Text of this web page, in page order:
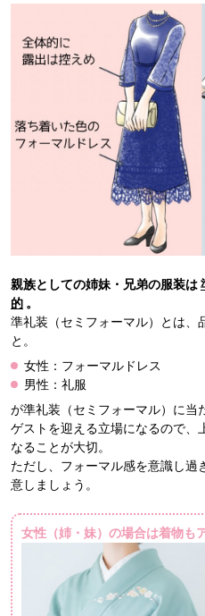
親族としての姉妹・兄弟の服装は
的 。
準礼装（セミフォーマル）とは、
と。
女性：フォーマルドレス
男性：礼服
が準礼装（セミフォーマル）に当
ゲストを迎える立場になるので、
なることが大切。
ただし、フォーマル感を意識し過
意しましょう。
女性（姉・妹）の場合は着物も